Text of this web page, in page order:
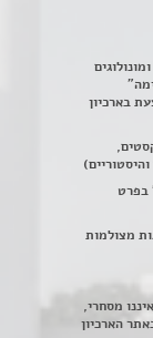
בארכיון
בפרט
ובו ניתן לצפות ב- 400 הצגות מצולמות
מסחרי,
הארכיון